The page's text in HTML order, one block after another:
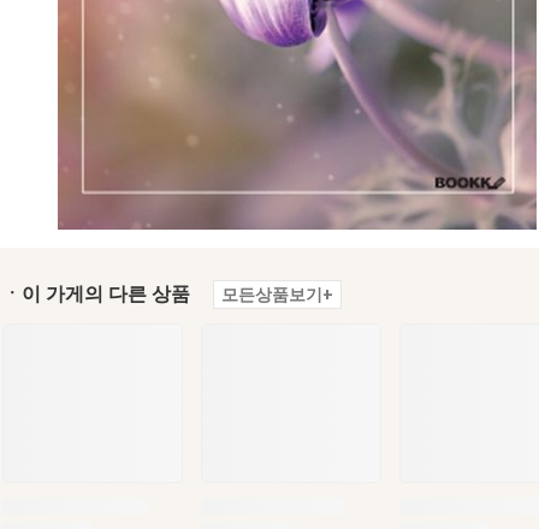
ㆍ이 가게의 다른 상품 모든상품보기+